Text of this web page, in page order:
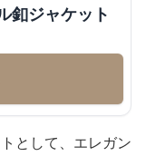
釦ジャケット
として、エレガン